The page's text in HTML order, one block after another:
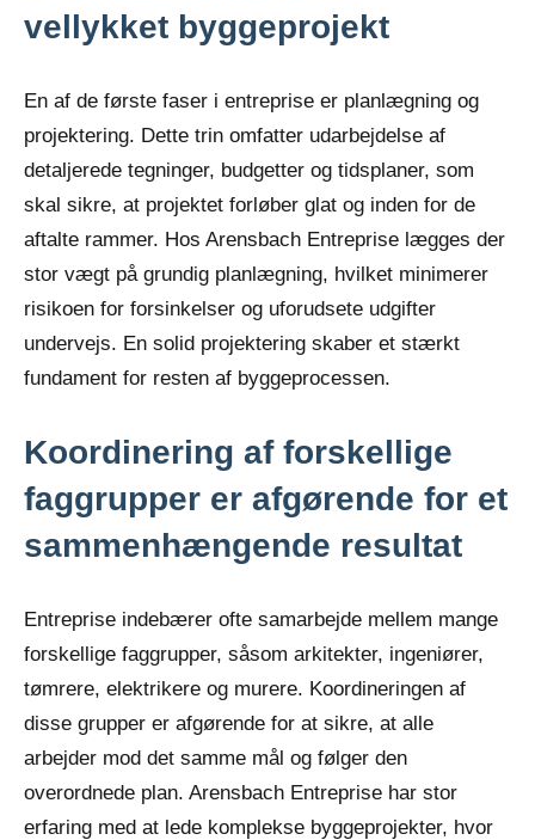
vellykket byggeprojekt
En af de første faser i entreprise er planlægning og
projektering. Dette trin omfatter udarbejdelse af
detaljerede tegninger, budgetter og tidsplaner, som
skal sikre, at projektet forløber glat og inden for de
aftalte rammer. Hos Arensbach Entreprise lægges der
stor vægt på grundig planlægning, hvilket minimerer
risikoen for forsinkelser og uforudsete udgifter
undervejs. En solid projektering skaber et stærkt
fundament for resten af byggeprocessen.
Koordinering af forskellige
faggrupper er afgørende for et
sammenhængende resultat
Entreprise indebærer ofte samarbejde mellem mange
forskellige faggrupper, såsom arkitekter, ingeniører,
tømrere, elektrikere og murere. Koordineringen af
disse grupper er afgørende for at sikre, at alle
arbejder mod det samme mål og følger den
overordnede plan. Arensbach Entreprise har stor
erfaring med at lede komplekse byggeprojekter, hvor